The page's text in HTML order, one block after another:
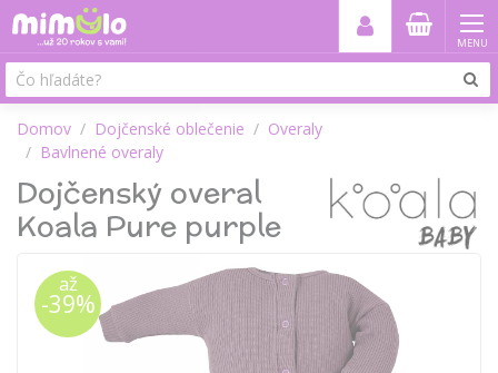
MENU
Domov Dojčenské oblečenie
Overaly
Bavlnené overaly
Dojčenský overal
Koala Pure purple
až
-39%